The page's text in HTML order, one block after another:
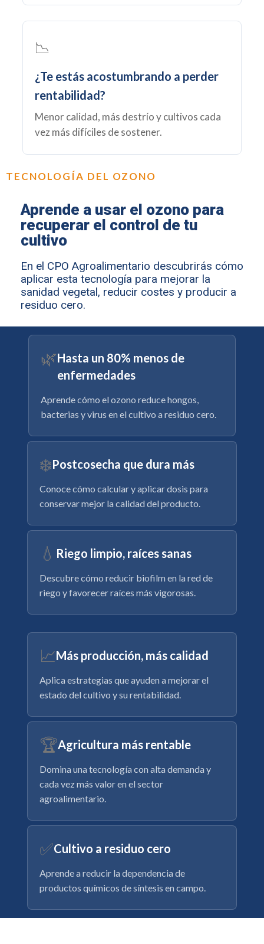
📉
¿Te estás acostumbrando a perder
rentabilidad?
Menor calidad, más destrío y cultivos cada
vez más difíciles de sostener.
TECNOLOGÍA DEL OZONO
Aprende a usar el ozono para
recuperar el control de tu
cultivo
En el CPO Agroalimentario descubrirás cómo
aplicar esta tecnología para mejorar la
sanidad vegetal, reducir costes y producir a
residuo cero.
🌿Hasta un 80% menos de
enfermedades
Aprende cómo el ozono reduce hongos,
bacterias y virus en el cultivo a residuo cero.
❄️Postcosecha que dura más
Conoce cómo calcular y aplicar dosis para
conservar mejor la calidad del producto.
💧 Riego limpio, raíces sanas
Descubre cómo reducir biofilm en la red de
riego y favorecer raíces más vigorosas.
📈Más producción, más calidad
Aplica estrategias que ayuden a mejorar el
estado del cultivo y su rentabilidad.
🏆Agricultura más rentable
Domina una tecnología con alta demanda y
cada vez más valor en el sector
agroalimentario.
✅Cultivo a residuo cero
Aprende a reducir la dependencia de
productos químicos de síntesis en campo.